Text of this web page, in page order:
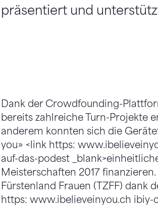
präsentiert und
Dank der Crowdfounding-
bereits zahlreiche Turn-Projekte
anderem konnten sich die
you» <link https:
auf-das-podest
Meisterschaften 2017
Fürstenland Frauen (TZFF) dank
https: www.ibelieveinyou.ch